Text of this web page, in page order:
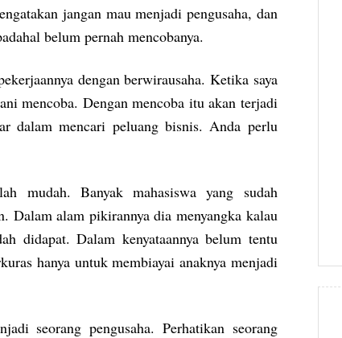
jangan mau menjadi pengusaha, dan
belum pernah mencobanya.
dengan berwirausaha. Ketika saya
mencoba. Dengan mencoba itu akan terjadi
dalam mencari peluang bisnis. Anda perlu
mudah. Banyak mahasiswa yang sudah
Dalam alam pikirannya dia menyangka kalau
didapat. Dalam kenyataannya belum tentu
hanya untuk membiayai anaknya menjadi
seorang pengusaha. Perhatikan seorang